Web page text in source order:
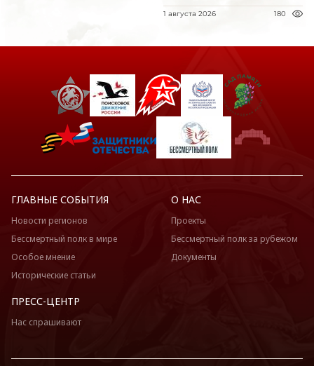
1 августа 2026 180
ГЛАВНЫЕ СОБЫТИЯ
Новости регионов
Бессмертный полк в мире
Особое мнение
Исторические статьи
О НАС
Проекты
Бессмертный полк за рубежом
Документы
ПРЕСС-ЦЕНТР
Нас спрашивают